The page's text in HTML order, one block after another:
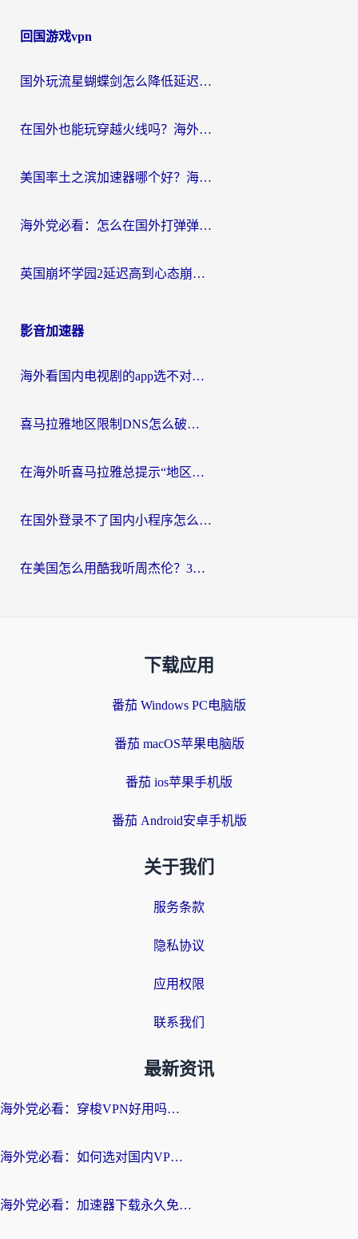
回国游戏vpn
国外玩流星蝴蝶剑怎么降低延迟？海外党必看的加速秘籍（含欧洲鸣潮&彩虹岛优化攻略）
在国外也能玩穿越火线吗？海外玩家国服游戏畅玩终极指南
美国率土之滨加速器哪个好？海外党国服游戏畅玩终极指南（附多游戏解决方案）
海外党必看：怎么在国外打弹弹堂不卡？番茄加速器亲测指南
英国崩坏学园2延迟高到心态崩？海外党国服游戏加速终极指南
影音加速器
海外看国内电视剧的app选不对？这份回国加速器避坑指南帮你流畅追剧
喜马拉雅地区限制DNS怎么破？海外党听国内音乐听书的终极解决方案
在海外听喜马拉雅总提示“地区限制”？3步轻松解除+听国内音乐全攻略
在国外登录不了国内小程序怎么办？选对回国加速器，轻松解锁国内资源
在美国怎么用酷我听周杰伦？3步搞定海外听歌难题
下载应用
番茄 Windows PC电脑版
番茄 macOS苹果电脑版
番茄 ios苹果手机版
番茄 Android安卓手机版
关于我们
服务条款
隐私协议
应用权限
联系我们
最新资讯
海外党必看：穿梭VPN好用吗？和云帆VPN对比哪个回国效果更好？附真实测评+避坑指南
海外党必看：如何选对国内VPN，实现无缝访问国内资源？
海外党必看：加速器下载永久免费版真的存在吗？教你无缝访问国内资源的正确姿势